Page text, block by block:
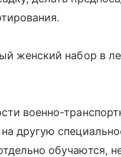
женский набор в
военно-
другую
обучаются,